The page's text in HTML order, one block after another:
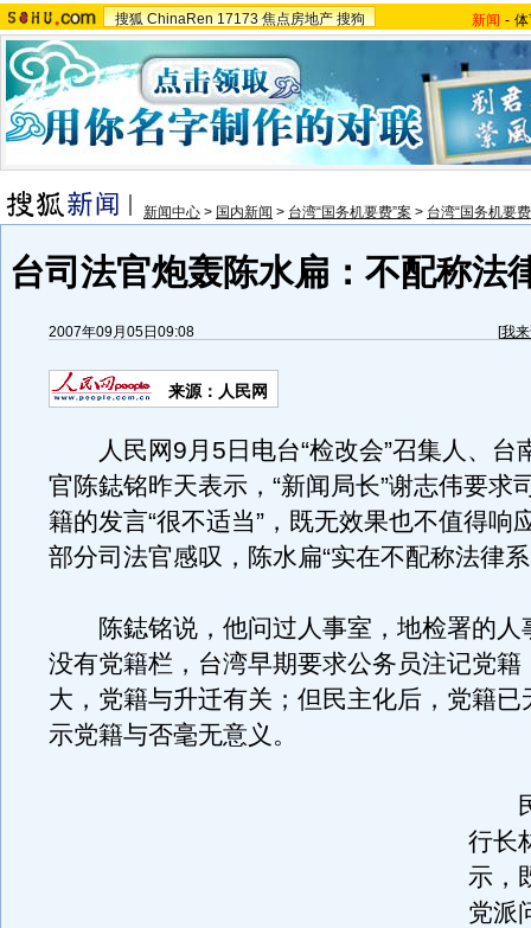
搜狐 ChinaRen 17173 焦点房地产 搜狗 新闻 -
新闻中心 > 国内新闻 > 台湾“国务机要费”案 > 台湾“国务机要
台司法官炮轰陈水扁：不配称法
2007年09月05日09:08 [我
来源：人民网
人民网9月5日电台“检改会”召集人、台
官陈鋕铭昨天表示，“新闻局长”谢志伟要求
籍的发言“很不适当”，既无效果也不值得响
部分司法官感叹，陈水扁“实在不配称法律
陈鋕铭说，他问过人事室，地检署的人
没有党籍栏，台湾早期要求公务员注记党籍
大，党籍与升迁有关；但民主化后，党籍已
示党籍与否毫无意义。
民
行长
示，
党派